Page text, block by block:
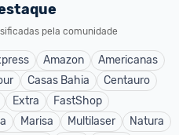
pela comunidade
Amazon
Americanas
Casas Bahia
Centauro
Extra
FastShop
Marisa Multilaser
Natura